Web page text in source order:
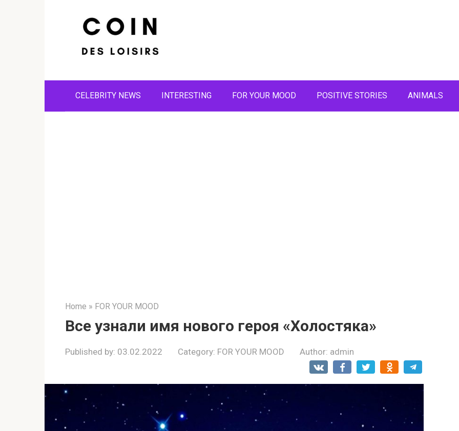
CELEBRITY NEWS INTERESTING FOR YOUR MOOD POSITIVE STORIES ANIMALS
Home » FOR YOUR MOOD
Все узнали имя нового героя «Холостяка»
Published by: 03.02.2022 Category: FOR YOUR MOOD Author: admin